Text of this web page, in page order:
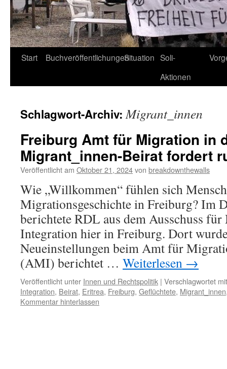
Start BuchveröffentlichungenSituation Soli-
Aktionen
Schlagwort-Archiv:Migrant_innen
Freiburg Amt für Migration in
Migrant_innen-Beirat fordert
Veröffentlicht am Oktober 21, 2024von breakdownthewalls
Wie „Willkommen“ fühlen sich
Migrationsgeschichte in Freiburg? Im
berichtete RDL aus dem Ausschuss
Integration hier in Freiburg. Dort
Neueinstellungen beim Amt für
(AMI) berichtet … Weiterlesen →
Veröffentlicht unter Innen und Rechtspolitik | Verschlagwortet mit
Integration, Beirat, Eritrea, Freiburg, Geflüchtete, Migrant_innen
Kommentar hinterlassen